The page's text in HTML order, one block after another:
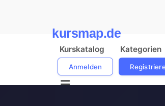
kursmap.de
Kurskatalog Kategorien
Anmelden